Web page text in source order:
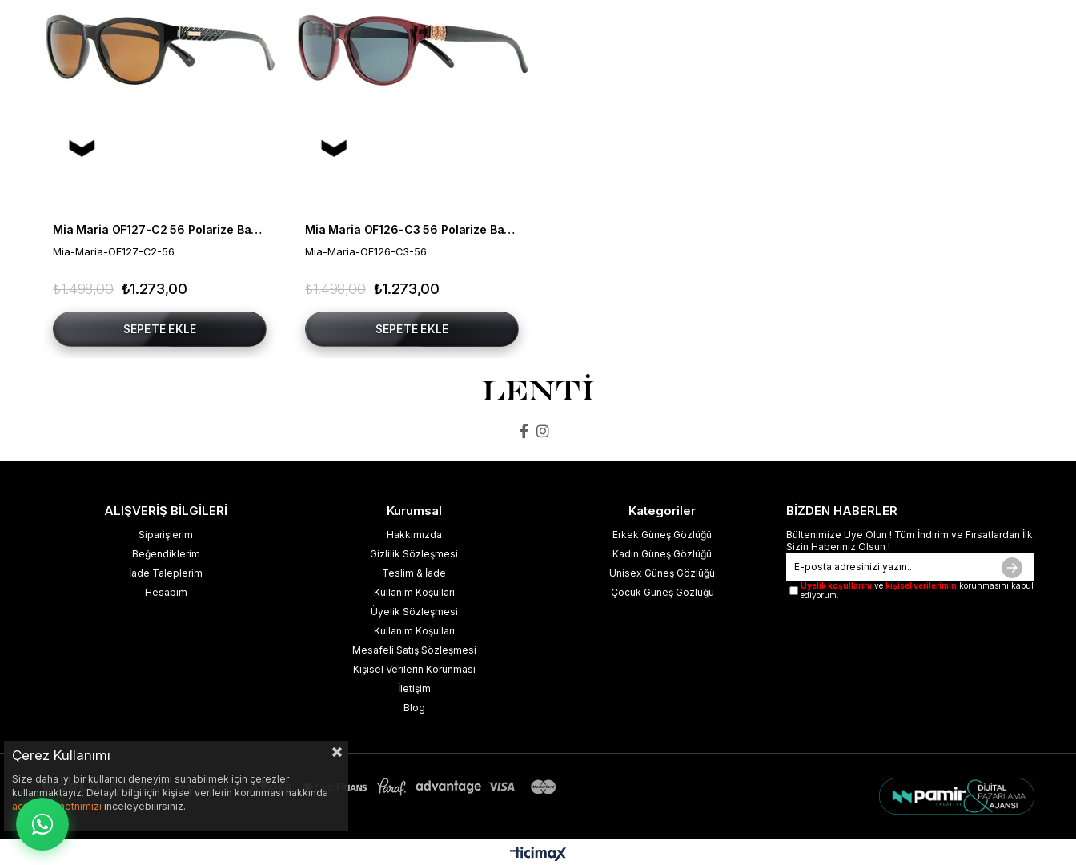
Mia Maria OF127-C2 56 Polarize Bayan Güneş Gözlüğü
Mia-Maria-OF127-C2-56
₺1.273,00
₺1.498,00
SEPETE EKLE
Mia Maria OF126-C3 56 Polarize Bayan Güneş Gözlüğü
Mia-Maria-OF126-C3-56
₺1.273,00
₺1.498,00
SEPETE EKLE
ALIŞVERİŞ BİLGİLERİ
Siparişlerim
Beğendiklerim
İade Taleplerim
Hesabım
Kurumsal
Hakkımızda
Gizlilik Sözleşmesi
Teslim & İade
Kullanım Koşulları
Üyelik Sözleşmesi
Kullanım Koşulları
Mesafeli Satış Sözleşmesi
Kişisel Verilerin Korunması
İletişim
Blog
Kategoriler
Erkek Güneş Gözlüğü
Kadın Güneş Gözlüğü
Unisex Güneş Gözlüğü
Çocuk Güneş Gözlüğü
BİZDEN HABERLER
Bültenimize Üye Olun ! Tüm İndirim ve Fırsatlardan İlk
Sizin Haberiniz Olsun !
Üyelik koşullarını ve kişisel verilerimin korunmasını kabul
ediyorum.
Çerez Kullanımı
Size daha iyi bir kullanıcı deneyimi sunabilmek için çerezler
kullanmaktayız. Detaylı bilgi için kişisel verilerin korunması hakkında
açıklama metnimizi inceleyebilirsiniz.